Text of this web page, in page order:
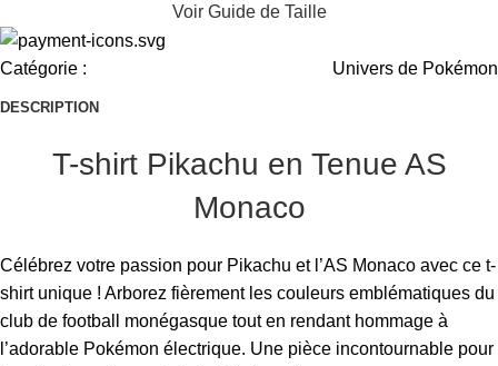
Voir Guide de Taille
Catégorie : Univers de Pokémon
DESCRIPTION
T-shirt Pikachu en Tenue AS
Monaco
Célébrez votre passion pour Pikachu et l’AS Monaco avec ce t-
shirt unique ! Arborez fièrement les couleurs emblématiques du
club de football monégasque tout en rendant hommage à
l’adorable Pokémon électrique. Une pièce incontournable pour